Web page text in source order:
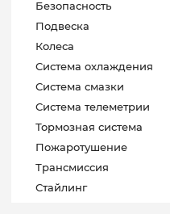
Безопасность
Подвеска
Колеса
Система охлаждения
Система смазки
Система телеметрии
Тормозная система
Пожаротушение
Трансмиссия
Стайлинг